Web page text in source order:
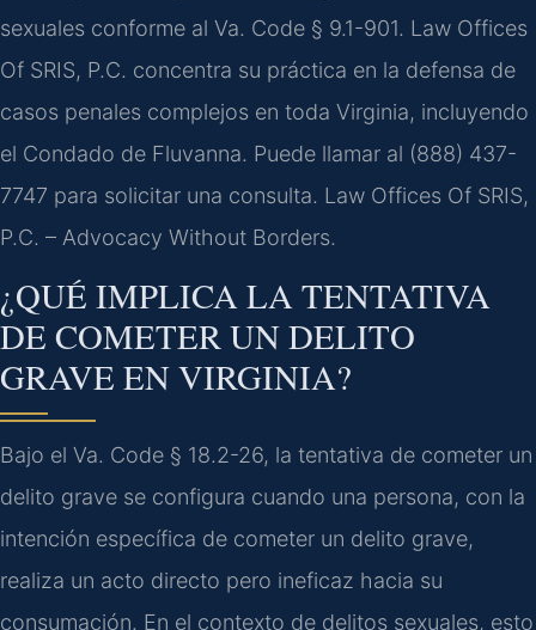
sexuales conforme al Va. Code § 9.1-901. Law Offices
Of SRIS, P.C. concentra su práctica en la defensa de
casos penales complejos en toda Virginia, incluyendo
el Condado de Fluvanna. Puede llamar al (888) 437-
7747 para solicitar una consulta. Law Offices Of SRIS,
P.C. – Advocacy Without Borders.
¿QUÉ IMPLICA LA TENTATIVA
DE COMETER UN DELITO
GRAVE EN VIRGINIA?
Bajo el Va. Code § 18.2-26, la tentativa de cometer un
delito grave se configura cuando una persona, con la
intención específica de cometer un delito grave,
realiza un acto directo pero ineficaz hacia su
consumación. En el contexto de delitos sexuales, esto